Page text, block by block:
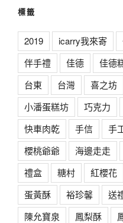
標籤
2019 icarry我來寄
伴手禮
佳德 佳德
台東
台灣 喜之坊
小潘蛋糕坊
巧克力
快車肉乾
手信 手
櫻桃爺爺
海邊走走
禮盒
糖村 紅櫻花
蛋黃酥
裕珍馨 送
陳允寶泉
鳳梨酥